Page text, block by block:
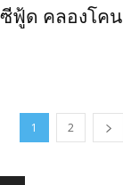
ฟู้ด คลองโคน
1 2